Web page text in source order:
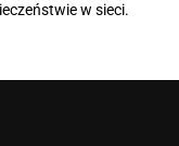
w sieci.